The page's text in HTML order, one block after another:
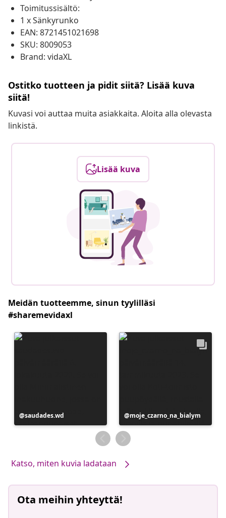
Toimitussisältö:
1 x Sänkyrunko
EAN: 8721451021698
SKU: 8009053
Brand: vidaXL
Ostitko tuotteen ja pidit siitä? Lisää kuva
siitä!
Kuvasi voi auttaa muita asiakkaita. Aloita alla olevasta
linkistä.
Lisää kuva
Meidän tuotteemme, sinun tyylilläsi
#sharemevidaxl
Julkaissut
saudades.wd Julkaissut
moje_czarno_na_bialym
Katso, miten kuvia ladataan
Ota meihin yhteyttä!